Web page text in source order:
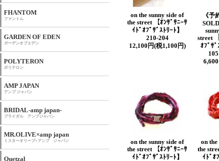
on the sunny side of
the street 【ｵﾝｻﾞｻﾆｰｻ
ｲﾄﾞｵﾌﾞｻﾞｽﾄﾘｰﾄ】
210-204
12,100円(税1,100円)
《
street
ｵﾌﾞｻ
on the sunny side of
the street 【ｵﾝｻﾞｻﾆｰｻ
ｲﾄﾞｵﾌﾞｻﾞｽﾄﾘｰﾄ】
on
the
ｲﾄﾞｵ
FHANTOM
ファントム
GARDEN OF EDEN
ガーデンオブエデン
POLYTERON
ポリテロン
AMP JAPAN
アンプ ジャパン
BRIDAL-amp japan-
ブライダル アンプジャパン
MR.OLIVE×amp japan
ミスターオリーブ×アンプ ジャパン
Quetzal